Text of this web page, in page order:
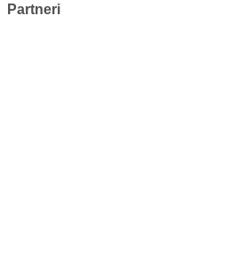
Partneri